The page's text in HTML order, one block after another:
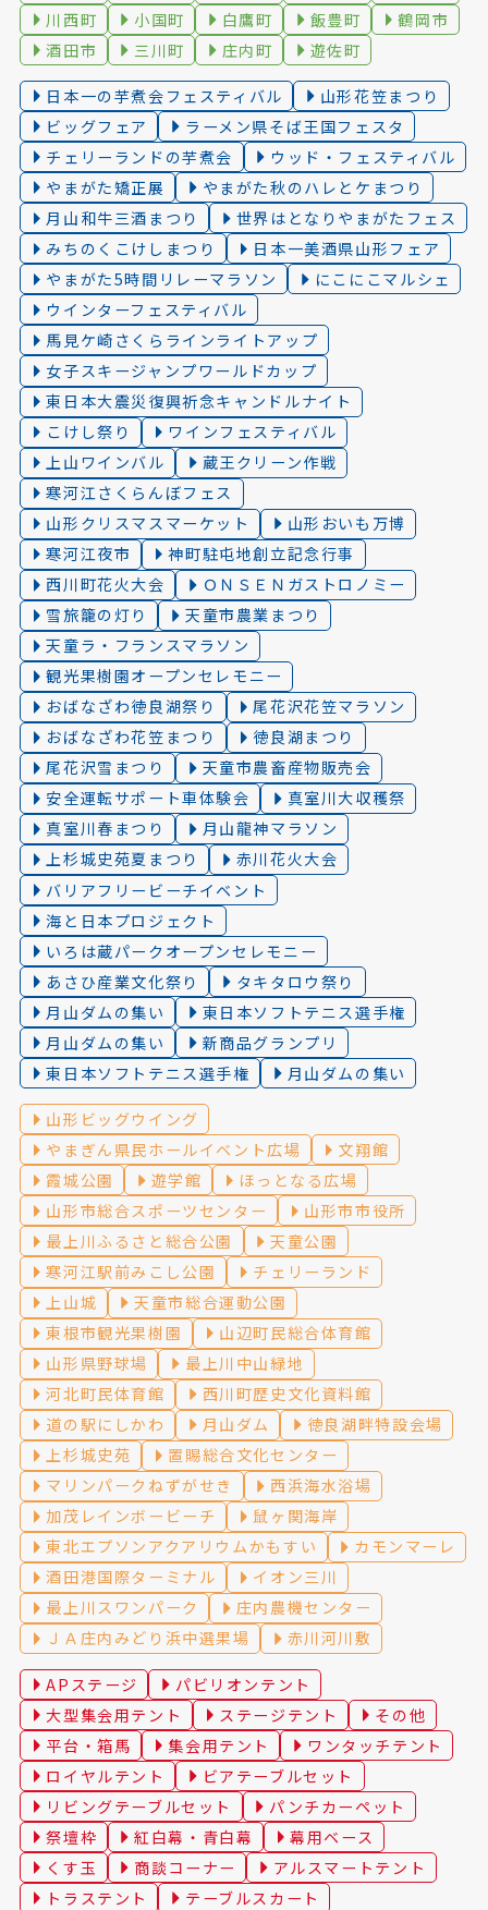
川西町 小国町 白鷹町 飯豊町
鶴岡市
酒田市
三川町 庄内町 遊佐町
日本一の芋煮会フェスティバル
山形花笠まつり
ビッグフェア
ラーメン県そば王国フェスタ
チェリーランドの芋煮会
ウッド・フェスティバル
やまがた矯正展
やまがた秋のハレとケまつり
月山和牛三酒まつり
世界はとなりやまがたフェス
みちのくこけしまつり
日本一美酒県山形フェア
やまがた5時間リレーマラソン
にこにこマルシェ
ウインターフェスティバル
馬見ケ崎さくらラインライトアップ
女子スキージャンプワールドカップ
東日本大震災復興祈念キャンドルナイト
こけし祭り
ワインフェスティバル
上山ワインバル
蔵王クリーン作戦
寒河江さくらんぼフェス
山形クリスマスマーケット
山形おいも万博
寒河江夜市
神町駐屯地創立記念行事
西川町花火大会
ＯＮＳＥＮガストロノミー
雪旅籠の灯り️
天童市農業まつり
天童ラ・フランスマラソン
観光果樹園オープンセレモニー
おばなざわ徳良湖祭り
尾花沢花笠マラソン
おばなざわ花笠まつり
徳良湖まつり
尾花沢雪まつり
天童市農畜産物販売会
安全運転サポート車体験会
真室川大収穫祭
真室川春まつり
月山龍神マラソン
上杉城史苑夏まつり
赤川花火大会
バリアフリービーチイベント
海と日本プロジェクト
いろは蔵パークオープンセレモニー
あさひ産業文化祭り
タキタロウ祭り
月山ダムの集い
東日本ソフトテニス選手権
月山ダムの集い
新商品グランプリ
東日本ソフトテニス選手権
月山ダムの集い
山形ビッグウイング
やまぎん県民ホールイベント広場
文翔館
霞城公園
遊学館
ほっとなる広場
山形市総合スポーツセンター
山形市市役所
最上川ふるさと総合公園
天童公園
寒河江駅前みこし公園
チェリーランド
上山城
天童市総合運動公園
東根市観光果樹園
山辺町民総合体育館
山形県野球場
最上川中山緑地
河北町民体育館
西川町歴史文化資料館
道の駅にしかわ
月山ダム
徳良湖畔特設会場
上杉城史苑
置賜総合文化センター
マリンパークねずがせき
西浜海水浴場
加茂レインボービーチ
鼠ヶ関海岸
東北エプソンアクアリウムかもすい
カモンマーレ
酒田港国際ターミナル
イオン三川
最上川スワンパーク
庄内農機センター
ＪＡ庄内みどり浜中選果場
赤川河川敷
APステージ
パビリオンテント
大型集会用テント
ステージテント
その他
平台・箱馬
集会用テント
ワンタッチテント
ロイヤルテント
ビアテーブルセット
リビングテーブルセット
パンチカーペット
祭壇枠
紅白幕・青白幕
幕用ベース
くす玉
商談コーナー
アルスマートテント
トラステント
テーブルスカート